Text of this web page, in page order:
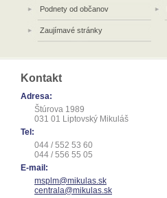
Podnety od občanov
Zaujímavé stránky
Kontakt
Adresa:
Štúrova 1989
031 01 Liptovský Mikuláš
Tel:
044 / 552 53 60
044 / 556 55 05
E-mail:
msplm@mikulas.sk
centrala@mikulas.sk